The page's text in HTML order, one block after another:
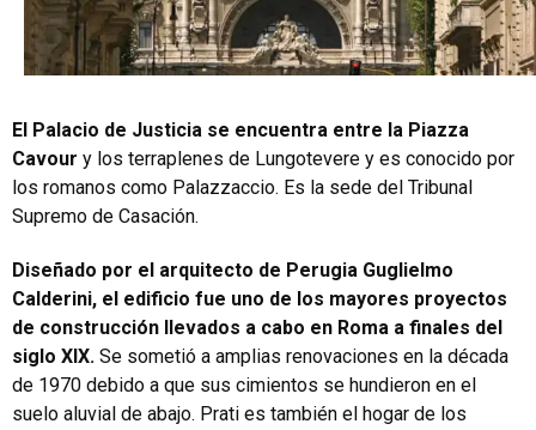
El Palacio de Justicia se encuentra entre la Piazza
Cavour y los terraplenes de Lungotevere y es conocido por
los romanos como Palazzaccio. Es la sede del Tribunal
Supremo de Casación.
Diseñado por el arquitecto de Perugia Guglielmo
Calderini, el edificio fue uno de los mayores proyectos
de construcción llevados a cabo en Roma a finales del
siglo XIX. Se sometió a amplias renovaciones en la década
de 1970 debido a que sus cimientos se hundieron en el
suelo aluvial de abajo. Prati es también el hogar de los